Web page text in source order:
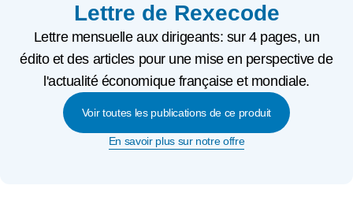
Lettre de Rexecode
Lettre mensuelle aux dirigeants: sur 4 pages, un
édito et des articles pour une mise en perspective de
l'actualité économique française et mondiale.
Voir toutes les publications de ce produit
En savoir plus sur notre offre